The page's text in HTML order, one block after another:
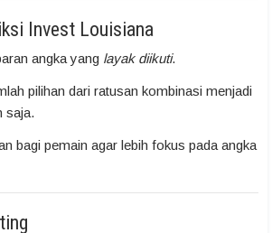
Invest Louisiana
angka yang layak diikuti.
pilihan dari ratusan kombinasi menjadi
saja.
bagi pemain agar lebih fokus pada angka